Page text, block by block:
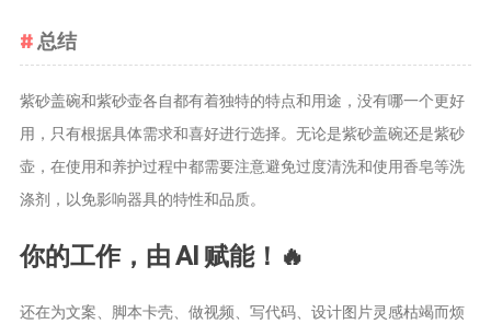
总结
紫砂盖碗和紫砂壶各自都有着独特的特点和用途，没有哪一个更好
用，只有根据具体需求和喜好进行选择。无论是紫砂盖碗还是紫砂
壶，在使用和养护过程中都需要注意避免过度清洗和使用香皂等洗
涤剂，以免影响器具的特性和品质。
你的工作，由 AI 赋能！🔥
还在为文案、脚本卡壳、做视频、写代码、设计图片灵感枯竭而烦